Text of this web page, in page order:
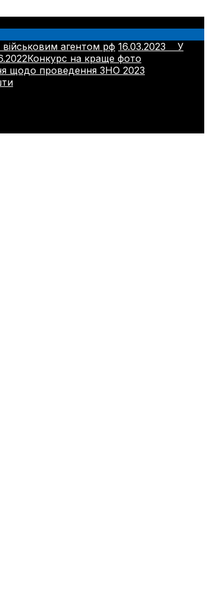
агентом рф 16.03.2023 У
Конкурс на краще фото
щодо проведення ЗНО 2023